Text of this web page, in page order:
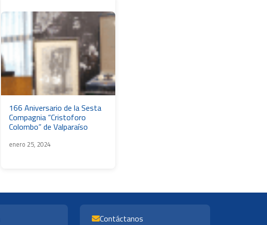
166 Aniversario de la Sesta
Compagnia “Cristoforo
Colombo” de Valparaíso
enero 25, 2024
Contáctanos